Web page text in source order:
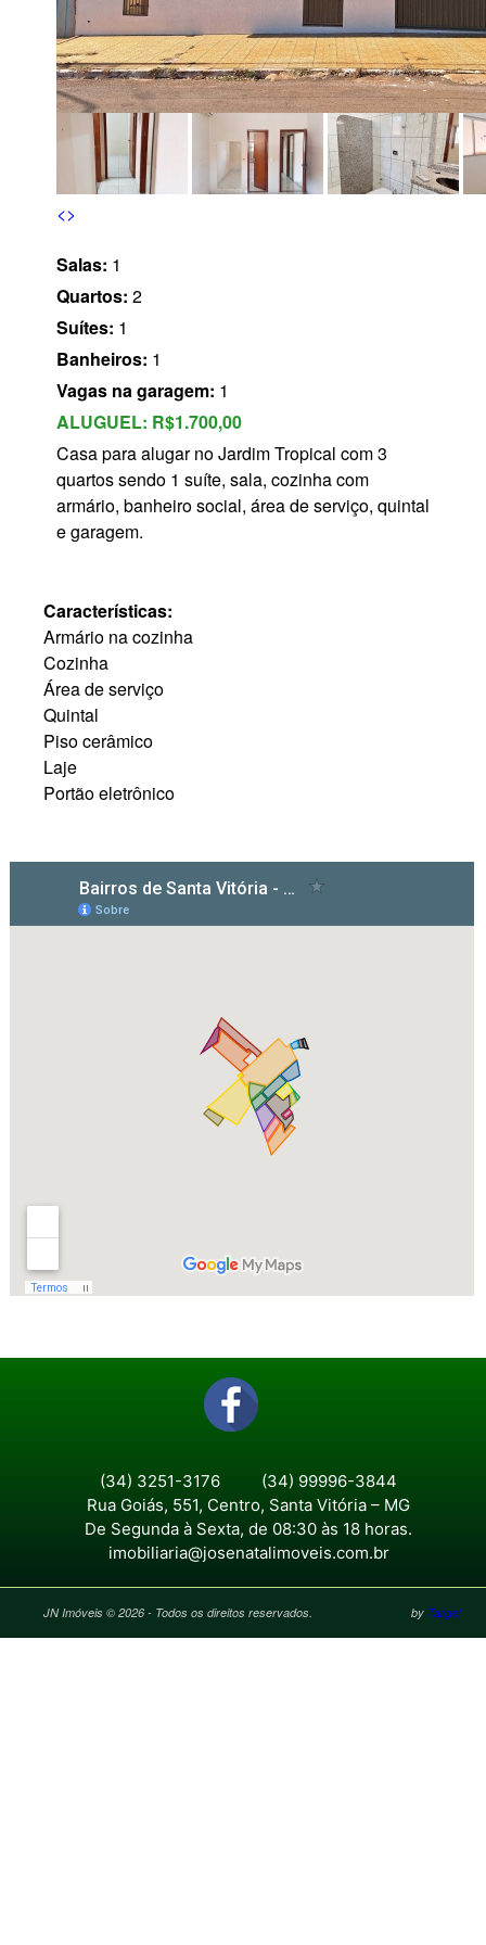
<>
Salas: 1
Quartos: 2
Suítes: 1
Banheiros: 1
Vagas na garagem: 1
ALUGUEL: R$1.700,00
Casa para alugar no Jardim Tropical com 3
quartos sendo 1 suíte, sala, cozinha com
armário, banheiro social, área de serviço, quintal
e garagem.
Características:
Armário na cozinha
Cozinha
Área de serviço
Quintal
Piso cerâmico
Laje
Portão eletrônico
(34) 3251-3176
(34) 99996-3844
Rua Goiás, 551, Centro, Santa Vitória – MG
De Segunda à Sexta, de 08:30 às 18 horas.
imobiliaria@josenatalimoveis.com.br
JN Imóveis © 2026 - Todos os direitos reservados. by Target